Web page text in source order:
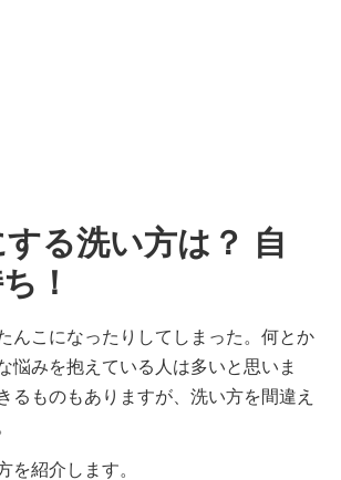
る洗い方は？ 自
！
んこになったりしてしまった。何とか
悩みを抱えている人は多いと思いま
ものもありますが、洗い方を間違え
を紹介します。